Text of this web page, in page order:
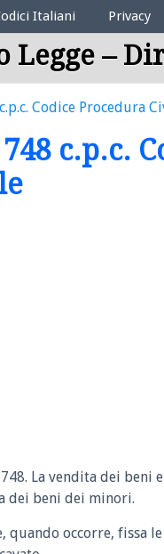
Legali
Italiani Privacy
Legge –
c.p.c. Codice Procedura
c.p.c.
La vendita dei beni
dei beni dei minori.
quando occorre, fissa